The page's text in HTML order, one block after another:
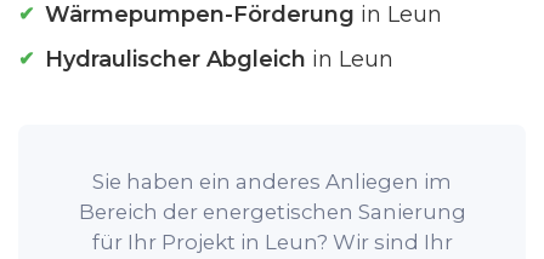
Wärmepumpen-Förderung in Leun
Hydraulischer Abgleich in Leun
Sie haben ein anderes Anliegen im
Bereich der energetischen Sanierung
für Ihr Projekt in Leun? Wir sind Ihr